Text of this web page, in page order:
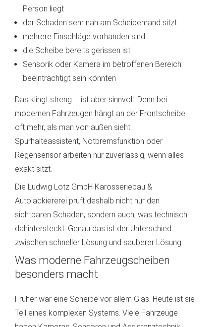
Person liegt
der Schaden sehr nah am Scheibenrand sitzt
mehrere Einschläge vorhanden sind
die Scheibe bereits gerissen ist
Sensorik oder Kamera im betroffenen Bereich
beeinträchtigt sein könnten
Das klingt streng – ist aber sinnvoll. Denn bei
modernen Fahrzeugen hängt an der Frontscheibe
oft mehr, als man von außen sieht.
Spurhalteassistent, Notbremsfunktion oder
Regensensor arbeiten nur zuverlässig, wenn alles
exakt sitzt.
Die Ludwig Lotz GmbH Karosseriebau &
Autolackiererei prüft deshalb nicht nur den
sichtbaren Schaden, sondern auch, was technisch
dahintersteckt. Genau das ist der Unterschied
zwischen schneller Lösung und sauberer Lösung.
Was moderne Fahrzeugscheiben
besonders macht
Früher war eine Scheibe vor allem Glas. Heute ist sie
Teil eines komplexen Systems. Viele Fahrzeuge